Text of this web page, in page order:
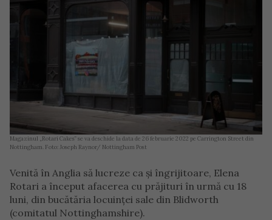
Magazinul „Rotari Cakes” se va deschide la data de 26 februarie 2022 pe Carrington Street din
Nottingham. Foto: Joseph Raynor/ Nottingham Post
Venită în Anglia să lucreze ca și îngrijitoare, Elena
Rotari a început afacerea cu prăjituri în urmă cu 18
luni, din bucătăria locuinței sale din Blidworth
(comitatul Nottinghamshire).